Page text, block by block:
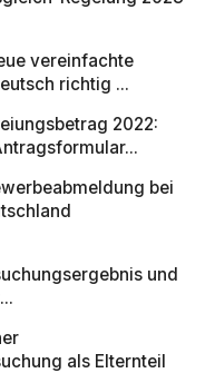
vereinfachte
richtig ...
2022:
bei
und
als Elternteil